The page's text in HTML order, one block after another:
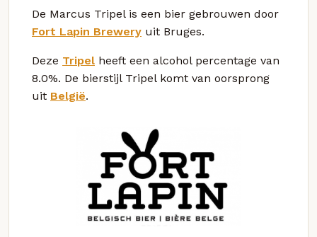
De Marcus Tripel is een bier gebrouwen door
Fort Lapin Brewery uit Bruges.
Deze Tripel heeft een alcohol percentage van
8.0%. De bierstijl Tripel komt van oorsprong
uit België.